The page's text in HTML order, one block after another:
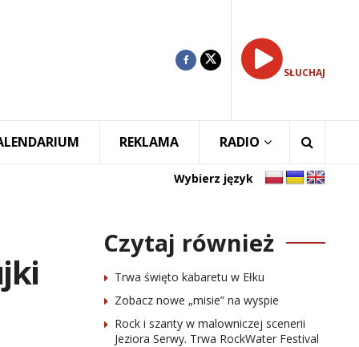
SŁUCHAJ
REKLAMA RADIO
Wybierz język
Czytaj również
Trwa święto kabaretu w Ełku
Zobacz nowe „misie” na wyspie
Rock i szanty w malowniczej scenerii
Jeziora Serwy. Trwa RockWater Festival